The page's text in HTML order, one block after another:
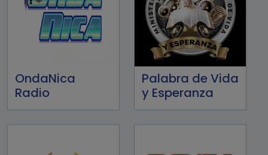
OndaNica
Radio
Palabra de Vida
y Esperanza